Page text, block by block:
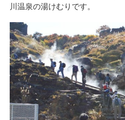
川温泉の湯けむりです。